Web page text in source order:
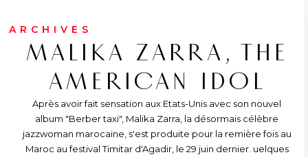
ARCHIVES
MALIKA ZARRA, THE
AMERICAN IDOL
Après avoir fait sensation aux Etats-Unis avec son nouvel
album "Berber taxi", Malika Zarra, la désormais célèbre
jazzwoman marocaine, s'est produite pour la remière fois au
Maroc au festival Timitar d'Agadir, le 29 juin dernier. uelques